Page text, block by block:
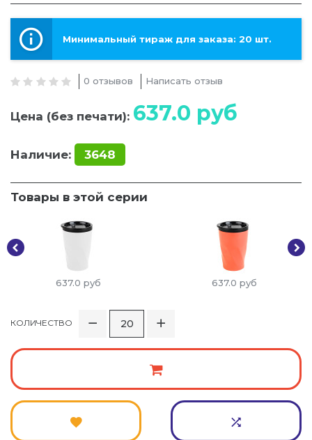
Минимальный тираж для заказа: 20 шт.
0 отзывов Написать отзыв
Цена (без печати): 637.0 руб
Наличие: 3648
Товары в этой серии
637.0 руб 637.0 руб
КОЛИЧЕСТВО